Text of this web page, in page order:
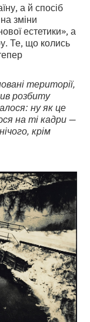
а й спосіб
зміни
естетики», а
Те, що колись
території,
розбиту
ну як це
на ті кадри —
крім